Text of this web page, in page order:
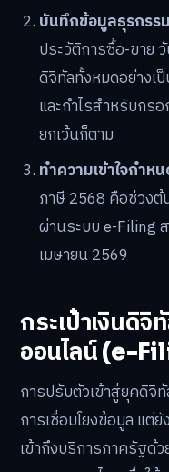
บันทึกข้อมูลธุรกรร
ประวัติการซื้อ-ขาย
ดิจิทัลทั้งหมดอย่างเ
และกำไรสำหรับกร
ยกเว้นก็ตาม
ทำความเข้าใจกำห
ภาษี 2568 คือช่วงต้
ผ่านระบบ e-Filing
เมษายน 2569
กระเป๋าเงินดิ
ออนไลน์ (e-
การปรับตัวเข้าสู่ยุคดิจิ
การเชื่อมโยงข้อมูล แต่
เข้าถึงบริการภาครัฐด้